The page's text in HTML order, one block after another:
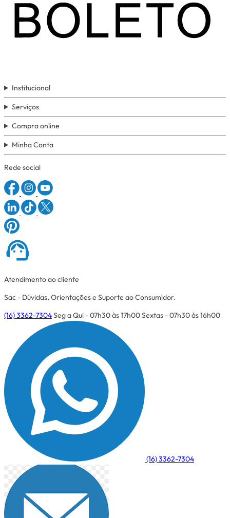
Institucional
Serviços
Compra online
Minha Conta
Rede social
Atendimento ao cliente
Sac - Dúvidas, Orientações e Suporte ao Consumidor.
(16) 3362-7304Seg a Qui - 07h30 às 17h00Sextas - 07h30 às 16h00
(16) 3362-7304